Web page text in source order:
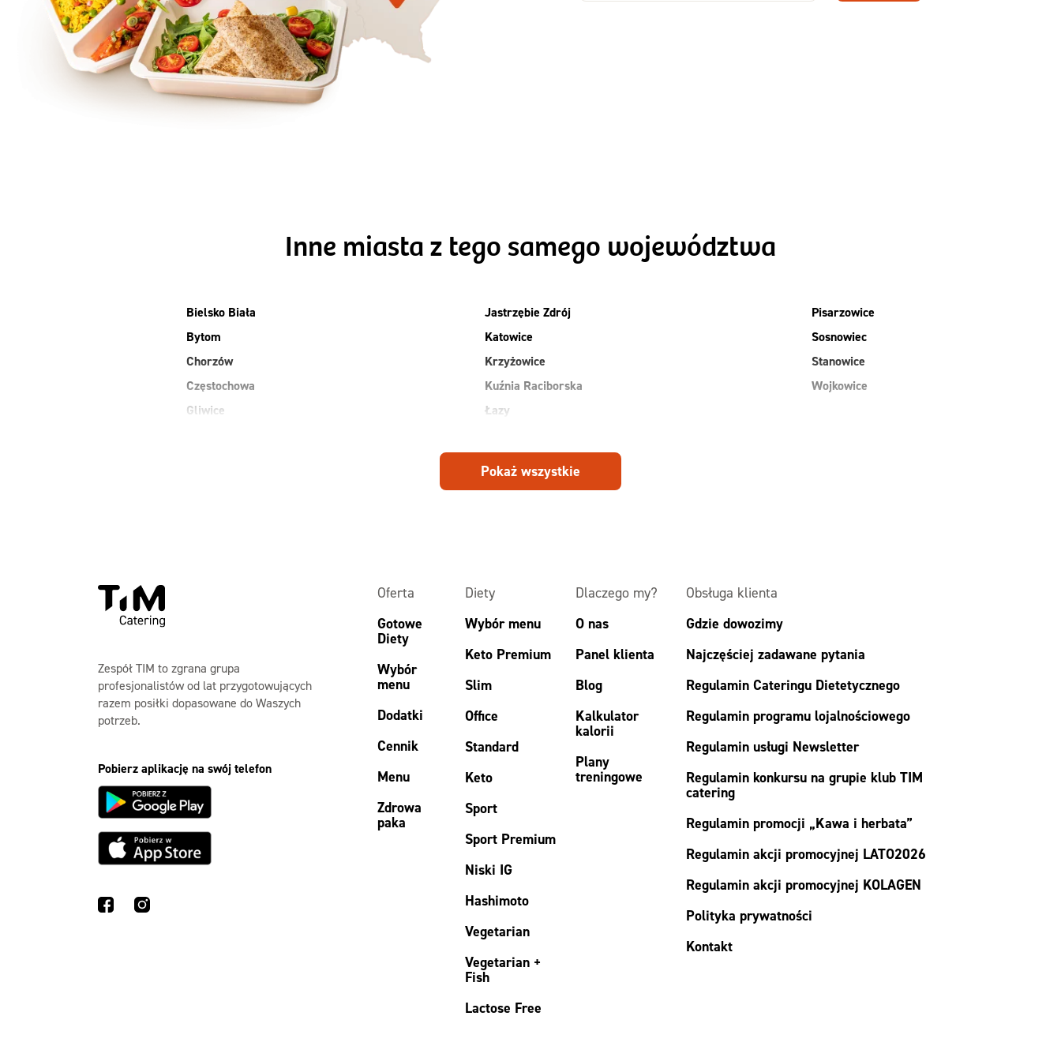
Zamów dietę!
Inne miasta z tego samego województwa
Bielsko Biała
Bytom
Chorzów
Częstochowa
Gliwice
Jastrzębie Zdrój
Katowice
Krzyżowice
Kuźnia Raciborska
Łazy
Pisarzowice
Sosnowiec
Stanowice
Wojkowice
Pokaż wszystkie
Zespół TIM to zgrana grupa
profesjonalistów od lat przygotowujących
razem posiłki dopasowane do Waszych
potrzeb.
Pobierz aplikację na swój telefon
Oferta
Gotowe
Diety
Wybór
menu
Dodatki
Cennik
Menu
Zdrowa
paka
Diety
Wybór menu
Keto Premium
Slim
Office
Standard
Keto
Sport
Sport Premium
Niski IG
Hashimoto
Vegetarian
Vegetarian +
Fish
Lactose Free
Dlaczego my?
O nas
Panel klienta
Blog
Kalkulator
kalorii
Plany
treningowe
Obsługa klienta
Gdzie dowozimy
Najczęściej zadawane pytania
Regulamin Cateringu Dietetycznego
Regulamin programu lojalnościowego
Regulamin usługi Newsletter
Regulamin konkursu na grupie klub TIM
catering
Regulamin promocji „Kawa i herbata”
Regulamin akcji promocyjnej LATO2026
Regulamin akcji promocyjnej KOLAGEN
Polityka prywatności
Kontakt